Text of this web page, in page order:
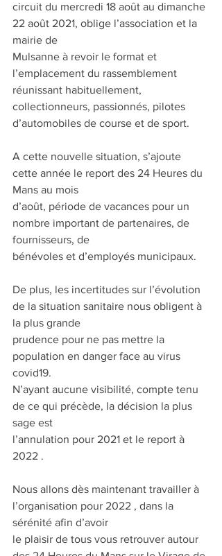
circuit du mercredi 18 août au dimanche
22 août 2021, oblige l’association et la
mairie de
Mulsanne à revoir le format et
l’emplacement du rassemblement
réunissant habituellement,
collectionneurs, passionnés, pilotes
d’automobiles de course et de sport.
A cette nouvelle situation, s’ajoute
cette année le report des 24 Heures du
Mans au mois
d’août, période de vacances pour un
nombre important de partenaires, de
fournisseurs, de
bénévoles et d’employés municipaux.
De plus, les incertitudes sur l’évolution
de la situation sanitaire nous obligent à
la plus grande
prudence pour ne pas mettre la
population en danger face au virus
covid19.
N’ayant aucune visibilité, compte tenu
de ce qui précède, la décision la plus
sage est
l’annulation pour 2021 et le report à
2022 .
Nous allons dès maintenant travailler à
l’organisation pour 2022 , dans la
sérénité afin d’avoir
le plaisir de tous vous retrouver autour